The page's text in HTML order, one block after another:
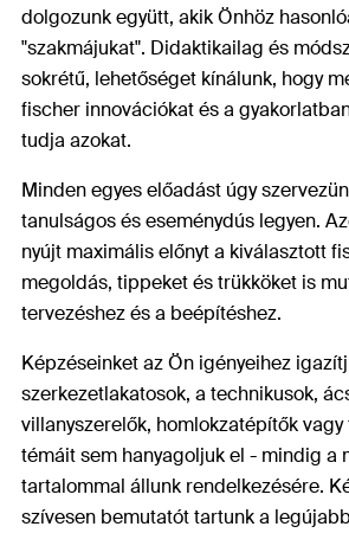
dolgozunk együtt, akik Önhöz
"szakmájukat". Didaktikailag és
sokrétű, lehetőséget kínálunk, hogy
fischer innovációkat és a
tudja azokat.
Minden egyes előadást úgy
tanulságos és eseménydús legyen.
nyújt maximális előnyt a kiválasztott
megoldás, tippeket és trükköket is
tervezéshez és a beépítéshez.
Képzéseinket az Ön igényeihez
szerkezetlakatosok, a technikusok,
villanyszerelők, homlokzatépítők
témáit sem hanyagoljuk el - mindig a
tartalommal állunk rendelkezésére.
szívesen bemutatót tartunk a